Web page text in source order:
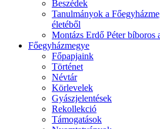
Beszédek
Tanulmányok a
életéből
Montázs Erdő Péter bíboros
Főegyházmegye
Főpapjaink
Történet
Névtár
Körlevelek
Gyászjelentések
Rekollekció
Támogatások